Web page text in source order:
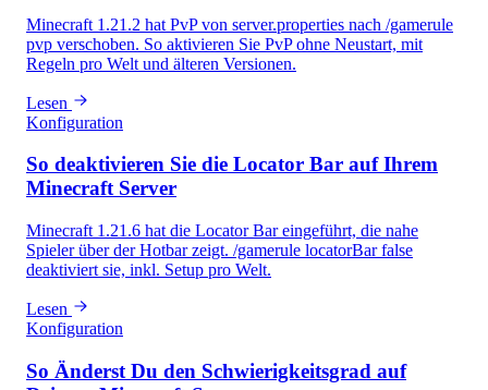
Minecraft 1.21.2 hat PvP von server.properties nach /gamerule
pvp verschoben. So aktivieren Sie PvP ohne Neustart, mit
Regeln pro Welt und älteren Versionen.
Lesen
Konfiguration
So deaktivieren Sie die Locator Bar auf Ihrem
Minecraft Server
Minecraft 1.21.6 hat die Locator Bar eingeführt, die nahe
Spieler über der Hotbar zeigt. /gamerule locatorBar false
deaktiviert sie, inkl. Setup pro Welt.
Lesen
Konfiguration
So Änderst Du den Schwierigkeitsgrad auf